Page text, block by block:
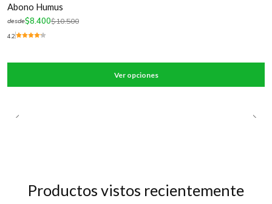
Abono Humus
desde$8.400$10.500
4.2
Ver opciones
Productos vistos recientemente